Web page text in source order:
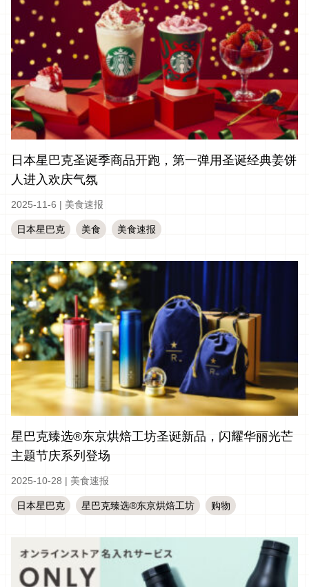
日本星巴克圣诞季商品开跑，第一弹用圣诞经典姜饼
人进入欢庆气氛
2025-11-6 | 美食速报
日本星巴克 美食 美食速报
星巴克臻选®东京烘焙工坊圣诞新品，闪耀华丽光芒
主题节庆系列登场
2025-10-28 | 美食速报
日本星巴克 星巴克臻选®东京烘焙工坊 购物